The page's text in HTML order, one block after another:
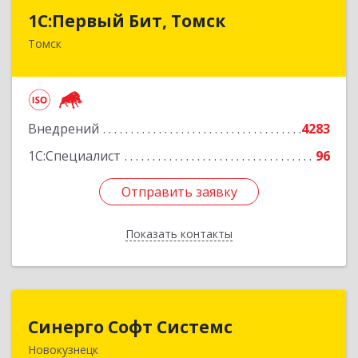
1С:Первый Бит, Томск
Томск
Внедрений
4283
1С:Специалист
96
Отправить заявку
Показать контакты
634041, Томская обл, Томск г, Кирова пр-кт,
Отправить заявку
Назад
Синерго Софт Системс
Новокузнецк
Синерго Софт Системс
654005, Кемеровская обл, Новокузнецк г,